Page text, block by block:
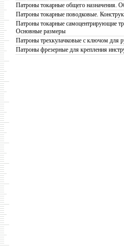
Патроны токарные общего назначения.
Патроны токарные поводковые.
Патроны токарные самоцентрирующие
Основные размеры
Патроны трехкулачковые с ключом для
Патроны фрезерные для крепления